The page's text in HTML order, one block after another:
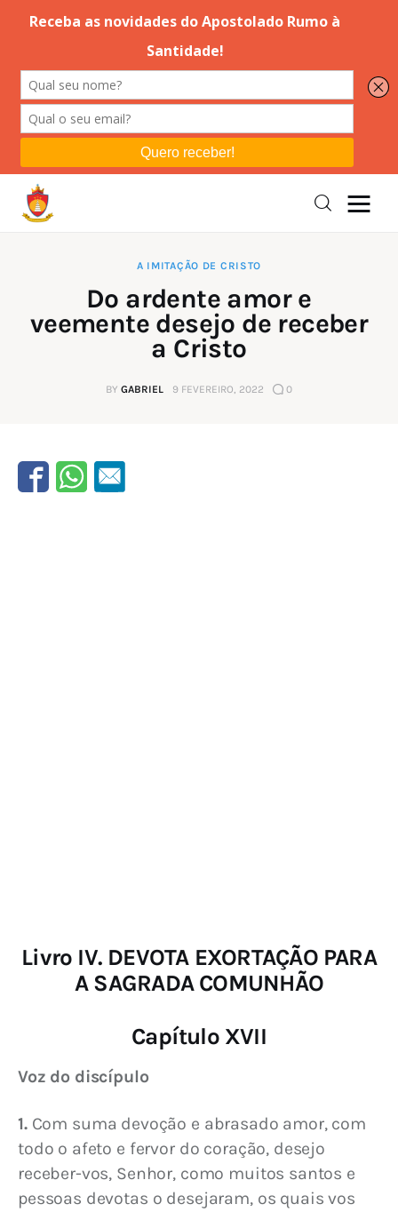
Editorial
Orações
Instruções
Espiritualidade
Catolicismo
Sobre
A IMITAÇÃO DE CRISTO
Do ardente amor e
veemente desejo de receber
a Cristo
BY GABRIEL 9 FEVEREIRO, 2022 0
Livro IV. DEVOTA EXORTAÇÃO PARA
A SAGRADA COMUNHÃO
Capítulo XVII
Voz do discípulo
1. Com suma devoção e abrasado amor, com
todo o afeto e fervor do coração, desejo
receber-vos, Senhor, como muitos santos e
pessoas devotas o desejaram, os quais vos